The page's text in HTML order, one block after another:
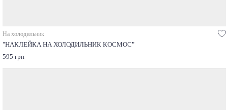
На холодильник
"НАКЛЕЙКА НА ХОЛОДИЛЬНИК КОСМОС"
595 грн